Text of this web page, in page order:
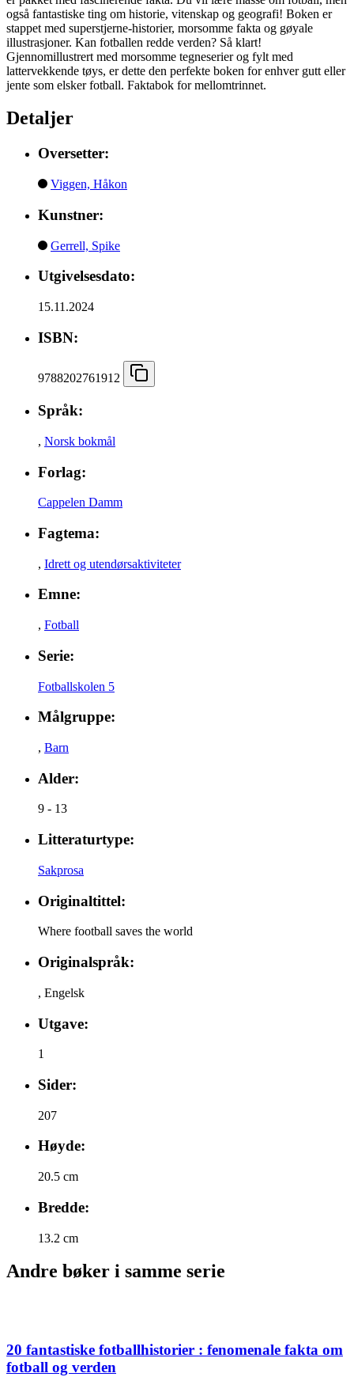
også fantastiske ting om historie, vitenskap og geografi! Boken er
stappet med superstjerne-historier, morsomme fakta og gøyale
illustrasjoner. Kan fotballen redde verden? Så klart!
Gjennomillustrert med morsomme tegneserier og fylt med
lattervekkende tøys, er dette den perfekte boken for enhver gutt eller
jente som elsker fotball. Faktabok for mellomtrinnet.
Detaljer
Oversetter:
Viggen, Håkon
Kunstner:
Gerrell, Spike
Utgivelsesdato:
15.11.2024
ISBN:
9788202761912
Språk:
, Norsk bokmål
Forlag:
Cappelen Damm
Fagtema:
, Idrett og utendørsaktiviteter
Emne:
, Fotball
Serie:
Fotballskolen 5
Målgruppe:
, Barn
Alder:
9 - 13
Litteraturtype:
Sakprosa
Originaltittel:
Where football saves the world
Originalspråk:
, Engelsk
Utgave:
1
Sider:
207
Høyde:
20.5 cm
Bredde:
13.2 cm
Andre bøker i samme serie
20 fantastiske fotballhistorier : fenomenale fakta om
fotball og verden